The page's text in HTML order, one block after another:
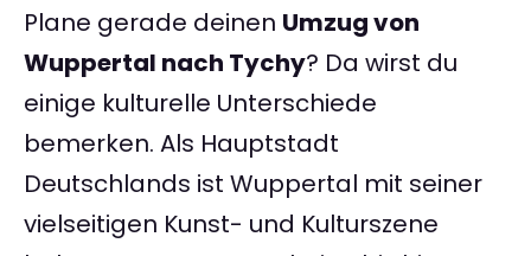
Plane gerade deinen Umzug von
Wuppertal nach Tychy? Da wirst du
einige kulturelle Unterschiede
bemerken. Als Hauptstadt
Deutschlands ist Wuppertal mit seiner
vielseitigen Kunst- und Kulturszene